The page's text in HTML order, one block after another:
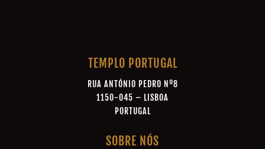
TEMPLO PORTUGAL
RUA ANTÓNIO PEDRO Nº8
1150-045 – LISBOA
PORTUGAL
SOBRE NÓS